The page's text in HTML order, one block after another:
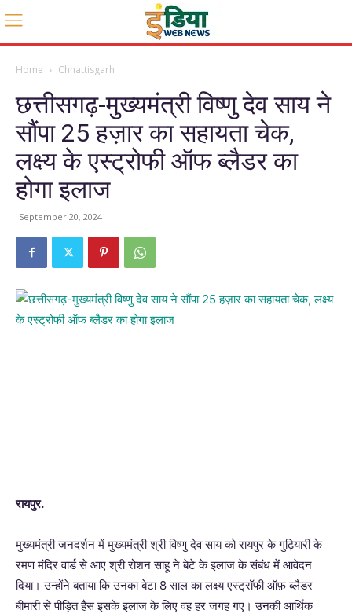
Home Chhattisgarh
छत्तीसगढ़-मुख्यमंत्री विष्णु देव साय ने
सौंपा 25 हज़ार का सहायता चेक,
लक्ष्य के एस्ट्रोफी ऑफ ब्लैडर का
होगा इलाज
September 20, 2024
रायपुर.
मुख्यमंत्री जनदर्शन में मुख्यमंत्री श्री विष्णु देव साय को रायपुर के गुढ़ियारी के
रमण मंदिर वार्ड से आए श्री रोशन साहू ने बेटे के इलाज के संबंध में आवेदन
दिया। उन्होंने बताया कि उनका बेटा 8 साल का लक्ष्य एस्ट्रॉफी ऑफ़ ब्लैडर
बीमारी से पीड़ित हैस इसके इलाज के लिए वह हर जगह गए। उनकी आर्थिक